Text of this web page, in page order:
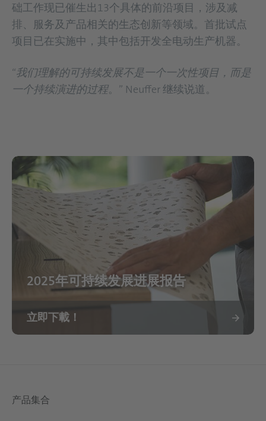
础工作现已催生出13个具体的前沿项目，涉及减
排、服务及产品相关的生态创新等领域。首批试点
项目已在实施中，其中包括开发全电动生产机器。
“我们理解的可持续发展不是一个一次性项目，而是
一个持续演进的过程。” Neuffer 继续说道。
2025年可持续发展进展报告
立即下載！
产品集合